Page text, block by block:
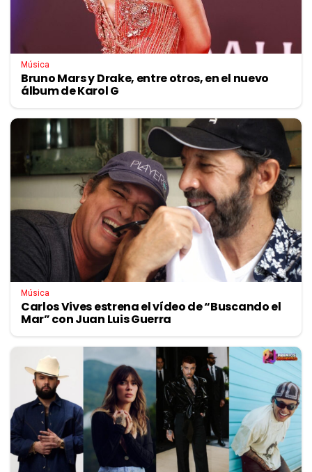
Música
Bruno Mars y Drake, entre otros, en el nuevo
álbum de Karol G
Música
Carlos Vives estrena el vídeo de “Buscando el
Mar” con Juan Luis Guerra